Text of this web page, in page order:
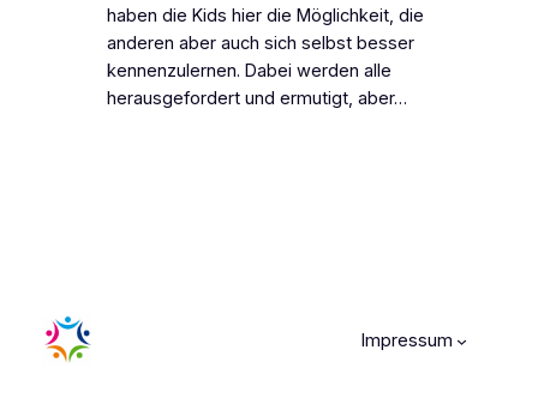
haben die Kids hier die Möglichkeit, die
anderen aber auch sich selbst besser
kennenzulernen. Dabei werden alle
herausgefordert und ermutigt, aber…
Impressum